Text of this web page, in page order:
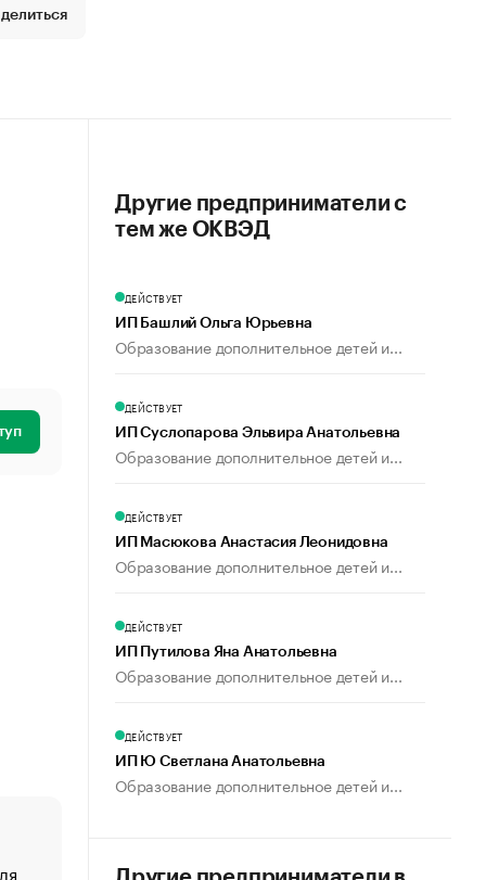
«От спорта тело стареет иначе». Как живет глава
Другие предприниматели с
тем же ОКВЭД
ДЕЙСТВУЕТ
ИП Башлий Ольга Юрьевна
Образование дополнительное детей и...
ДЕЙСТВУЕТ
ИП Суслопарова Эльвира Анатольевна
Образование дополнительное детей и...
ДЕЙСТВУЕТ
ИП Масюкова Анастасия Леонидовна
Образование дополнительное детей и...
ДЕЙСТВУЕТ
ИП Путилова Яна Анатольевна
Образование дополнительное детей и...
ДЕЙСТВУЕТ
ИП Ю Светлана Анатольевна
Образование дополнительное детей и...